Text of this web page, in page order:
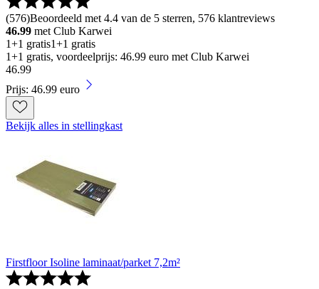
(576)Beoordeeld met 4.4 van de 5 sterren, 576 klantreviews
46.99 met Club Karwei
1+1 gratis1+1 gratis
1+1 gratis, voordeelprijs: 46.99 euro met Club Karwei
46.99
Prijs: 46.99 euro
Bekijk alles in stellingkast
Firstfloor Isoline laminaat/parket 7,2m²